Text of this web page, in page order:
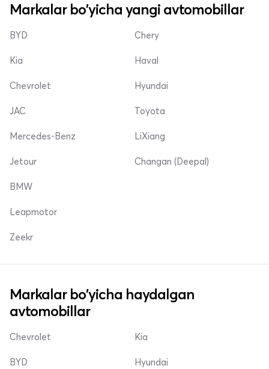
Markalar bo'yicha yangi avtomobillar
BYD
Kia
Chevrolet
Chery
Haval
Hyundai
JAC
Mercedes-Benz
Jetour
Toyota
LiXiang
Changan (Deepal)
BMW
Leapmotor
Zeekr
Markalar bo'yicha haydalgan
avtomobillar
Chevrolet
BYD
Kia
Hyundai